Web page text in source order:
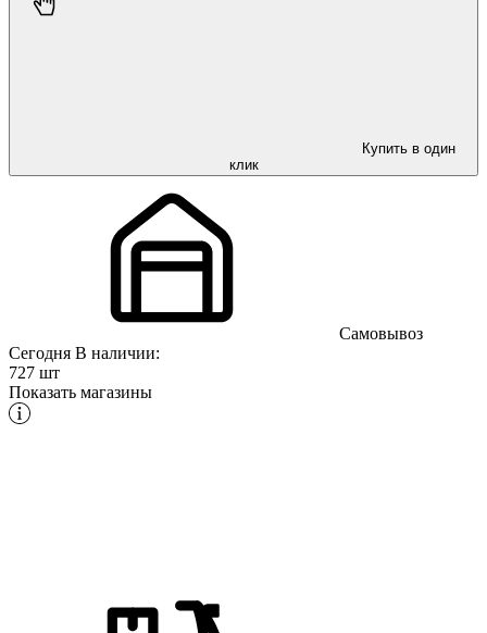
Купить в один
клик
Самовывоз
Сегодня В наличии:
727 шт
Показать магазины